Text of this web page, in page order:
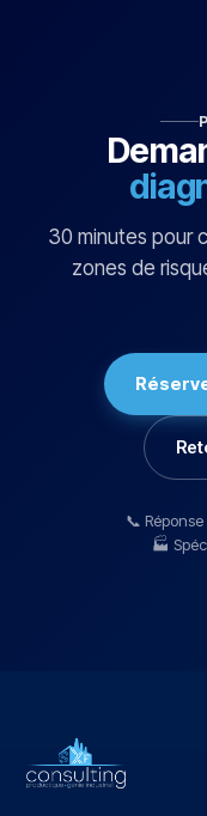
30 minutes pour
zones de
📞
🏭